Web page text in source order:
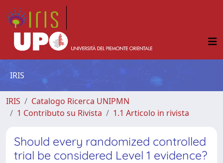
IRIS
IRIS
Catalogo Ricerca UNIPMN
1 Contributo su Rivista
1.1 Articolo in rivista
Should every randomized controlled
trial be considered Level 1 evidence?